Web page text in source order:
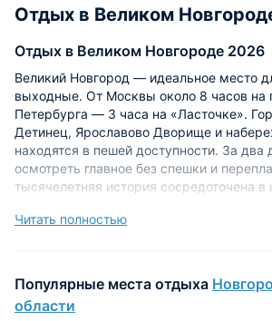
Отдых в Великом
Отдых в Великом Новгороде 2026
Великий Новгород — идеальное место
выходные. От Москвы около 8 часов на
Петербурга — 3 часа на «Ласточке».
Детинец, Ярославово Дворище и
находятся в пешей доступности. За
осмотреть главное без спешки и
тысячелетняя история сосредоточена в
Главные достопримечательности
Если у вас всего один день,
именно там стоит забронировать жилье
Читать полностью
Популярные места отдыха
области